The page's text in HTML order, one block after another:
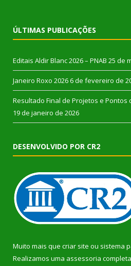
ÚLTIMAS PUBLICAÇÕES
Editais Aldir Blanc 2026 – PNAB 25 de
Janeiro Roxo 2026 6 de fevereiro de
Resultado Final de Projetos e Pontos
19 de janeiro de 2026
DESENVOLVIDO POR CR2
Muito mais que criar site ou sistema
Realizamos uma assessoria